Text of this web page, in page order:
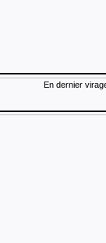
En dernier